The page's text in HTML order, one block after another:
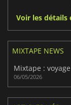
Voir les détails
MIXTAPE NEWS
06/05/2026